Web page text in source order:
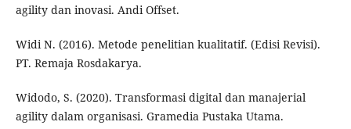
agility dan inovasi. Andi Offset.
Widi N. (2016). Metode penelitian kualitatif. (Edisi Revisi).
PT. Remaja Rosdakarya.
Widodo, S. (2020). Transformasi digital dan manajerial
agility dalam organisasi. Gramedia Pustaka Utama.